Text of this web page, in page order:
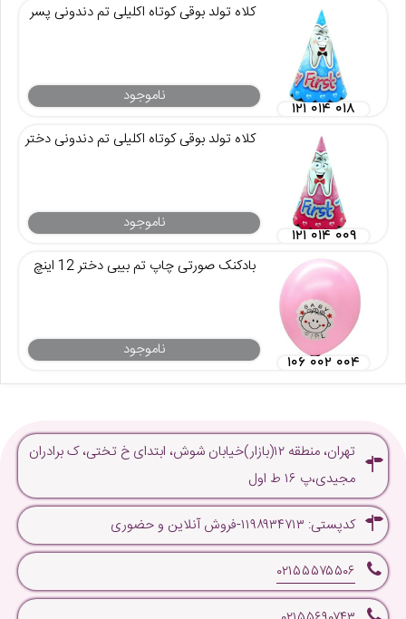
کلاه تولد بوقی کوتاه اکلیلی تم دندونی پسر
ناموجود
۱۲۱ ۰۱۴ ۰۱۸
کلاه تولد بوقی کوتاه اکلیلی تم دندونی دختر
ناموجود
۱۲۱ ۰۱۴ ۰۰۹
بادکنک صورتی چاپ تم بیبی دختر 12 اینچ
ناموجود
۱۰۶ ۰۰۲ ۰۰۴
تهران، منطقه ۱۲(بازار)خیابان شوش، ابتدای خ تختی، ک برادران
مجیدی،پ ۱۶ ط اول
کدپستی: ۱۱۹۸۹۳۴۷۱۳-فروش آنلاین و حضوری
۰۲۱۵۵۵۷۵۵۰۶